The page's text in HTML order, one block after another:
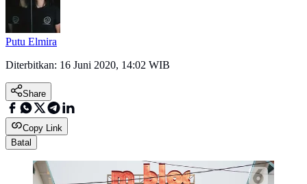
Putu Elmira
Diterbitkan: 16 Juni 2020, 14:02 WIB
Share
Copy Link
Batal